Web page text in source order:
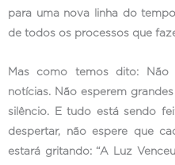
para uma nova linha do
de todos os processos que
Mas como temos dito: Não
notícias. Não esperem
silêncio. E tudo está sendo
despertar, não espere que
estará gritando: “A Luz